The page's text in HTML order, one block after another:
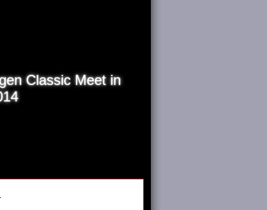
Classic Meet in